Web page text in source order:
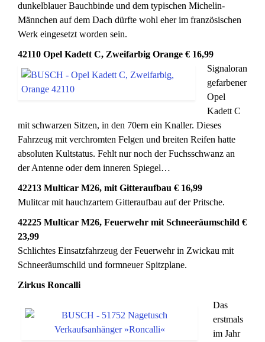
dunkelblauer Bauchbinde und dem typischen Michelin-
Männchen auf dem Dach dürfte wohl eher im französischen
Werk eingesetzt worden sein.
42110 Opel Kadett C, Zweifarbig Orange € 16,99
Signaloran
gefarbener
Opel
Kadett C
mit schwarzen Sitzen, in den 70ern ein Knaller. Dieses
Fahrzeug mit verchromten Felgen und breiten Reifen hatte
absoluten Kultstatus. Fehlt nur noch der Fuchsschwanz an
der Antenne oder dem inneren Spiegel…
42213 Multicar M26, mit Gitteraufbau € 16,99
Mulitcar mit hauchzartem Gitteraufbau auf der Pritsche.
42225 Multicar M26, Feuerwehr mit Schneeräumschild €
23,99
Schlichtes Einsatzfahrzeug der Feuerwehr in Zwickau mit
Schneeräumschild und formneuer Spitzplane.
Zirkus Roncalli
Das
erstmals
im Jahr